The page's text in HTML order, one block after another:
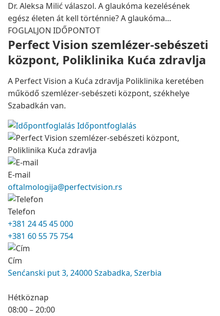
Dr. Aleksa Milić válaszol. A glaukóma kezelésének
egész életen át kell történnie? A glaukóma…
FOGLALJON IDŐPONTOT
Perfect Vision szemlézer-sebészeti
központ, Poliklinika Kuća zdravlja
A Perfect Vision a Kuća zdravlja Poliklinika keretében
működő szemlézer-sebészeti központ, székhelye
Szabadkán van.
Időpontfoglalás
E-mail
oftalmologija@perfectvision.rs
Telefon
+381 24 45 45 000
+381 60 55 75 754
Cím
Senćanski put 3, 24000 Szabadka, Szerbia
Hétköznap
08:00 – 20:00